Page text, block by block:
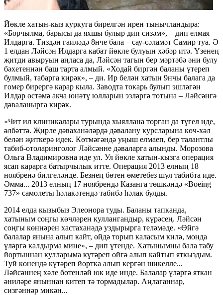
Йөкле хатын-кыз куркуга бирелгән ирен тынычландыра:
«Борчылма, барысы да яхшы булыр дип сизәм», – дип елмая
Илдарга. Тиздән гаиләдә 8нче бала – сау-сәламәт Самир туа. Ә
1 елдан Ләйсән Илдарга кабат йөкле булуын хәбәр итә. Үзенең
җитди авыруын аңласа да, Ләйсән тагын бер мәртәбә әни булу
бәхетеннән баш тарта алмый. «Ходай биргән баланы үтереп
булмый, табарга кирәк», – ди. Ир белән хатын 9нчы балага да
гомер бирергә карар кыла. Заводта токарь булып эшләгән
Илдар өстәмә акча юнәтү юлларын эзләргә тотына – Ләйсәнгә
дәваланырга кирәк.
«Чит ил клиникалары турында хыяллана торган да түгел иде,
әлбәттә. Җирле дәваханәләрдә дәвалану курсларына көч-хәл
белән җиткерә идек. Көтмәгәндә уңыш елмаеп, бер талантлы
табиб-отоларинголог Ләйсәнне дәваларга алынды. Морозова
Ольга Владимировна иде ул. Ул йөкле хатын-кызга операция
ясап карарга батырчылык итте. Операция 2013 елның 18
ноябренә билгеләнде. Безнең бөтен өметебез шул табибта иде.
Әмма... 2013 елның 17 ноябрендә Казанга төшкәндә «Boeing
737» самолеты һәлакәтендә табибә һәлак булды.
2014 елда кызыбыз Элеонора туды. Баланы тапканда,
хатыным соңгы көчләрен куллангандыр, күрәсең. Ләйсән
соңгы көннәрен хастаханәдә уздырырга теләмәде. «Өйгә
балалар янына алып кайт, өйдә торып каласым килә, монда
үләргә калдырма мине», – дип үтенде. Хатынымны бала табу
йортыннан кулларыма күтәреп өйгә алып кайтып яткыздым.
Туй көнендә күтәреп йортка алып кергән шикелле...
Ләйсәннең хәле бөтенләй юк иде инде. Балалар үләргә яткан
әниләре яныннан китеп тә тормадылар. Аңлаганнар,
сизгәннәр микән...